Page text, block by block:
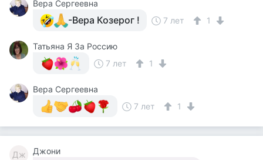
Вера Сергеевна
-Вера Козерог ! 7 лет 1
Татьяна Я За Россию
7 лет
1
Вера Сергеевна
7 лет
1
Дж Джони